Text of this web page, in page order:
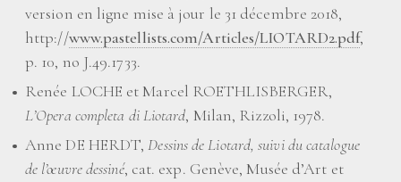
version en ligne mise à jour le 31 décembre 2018,
http://www.pastellists.com/Articles/LIOTARD2.pdf,
p. 10, no J.49.1733.
Renée LOCHE et Marcel ROETHLISBERGER,
L’Opera completa di Liotard, Milan, Rizzoli, 1978.
Anne DE HERDT, Dessins de Liotard, suivi du catalogue
de l’œuvre dessiné, cat. exp. Genève, Musée d’Art et